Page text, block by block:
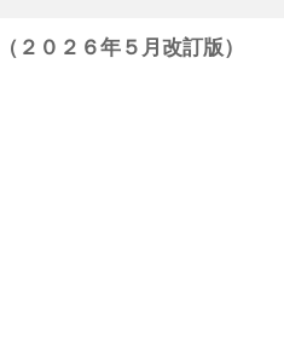
０２６年５月改訂版）